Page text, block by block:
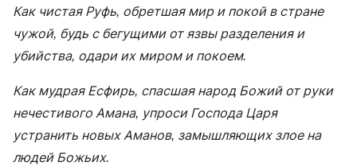
Как чистая Руфь, обретшая мир и покой в стране
чужой, будь с бегущими от язвы разделения и
убийства, одари их миром и покоем.
Как мудрая Есфирь, спасшая народ Божий от руки
нечестивого Амана, упроси Господа Царя
устранить новых Аманов, замышляющих злое на
людей Божьих.